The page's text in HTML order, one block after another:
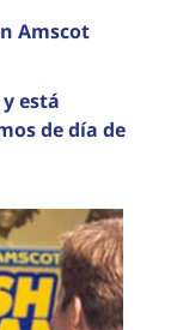
Amscot
está
de día de